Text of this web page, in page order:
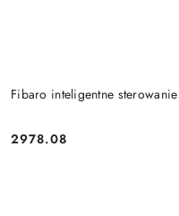
Fibaro inteligentne
Cena:
2978.08